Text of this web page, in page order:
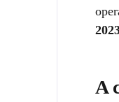
A